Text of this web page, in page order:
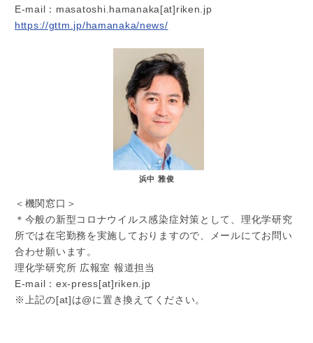
E-mail：masatoshi.hamanaka[at]riken.jp
https://gttm.jp/hamanaka/news/
浜中 雅俊
＜機関窓口＞
＊今般の新型コロナウイルス感染症対策として、理化学研究
所では在宅勤務を実施しておりますので、メールにてお問い
合わせ願います。
理化学研究所 広報室 報道担当
E-mail：ex-press[at]riken.jp
※上記の[at]は@に置き換えてください。